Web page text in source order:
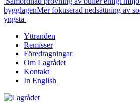
Inläggsnavigering
bygglagenMer fokuserad nedsättning av
yngsta
Yttranden
Remisser
Föredragningar
Om Lagrådet
Kontakt
In English